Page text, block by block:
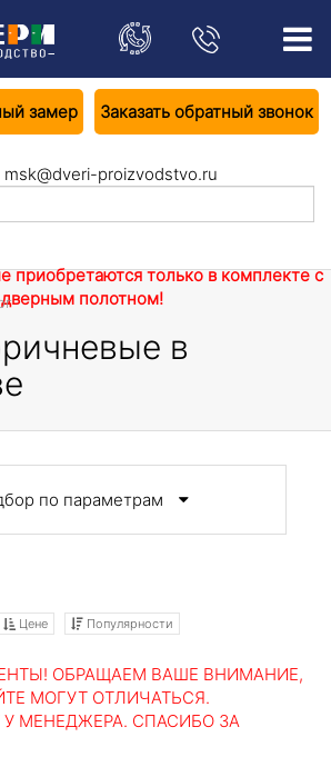
замер Заказать обратный звонок
msk@dveri-proizvodstvo.ru
приобретаются только в комплекте с
дверным полотном!
в
по параметрам
Цене Популярности
ОБРАЩАЕМ ВАШЕ ВНИМАНИЕ,
МОГУТ ОТЛИЧАТЬСЯ.
МЕНЕДЖЕРА. СПАСИБО ЗА